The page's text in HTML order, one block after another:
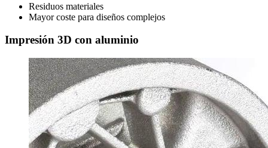
Residuos materiales
Mayor coste para diseños complejos
Impresión 3D con aluminio